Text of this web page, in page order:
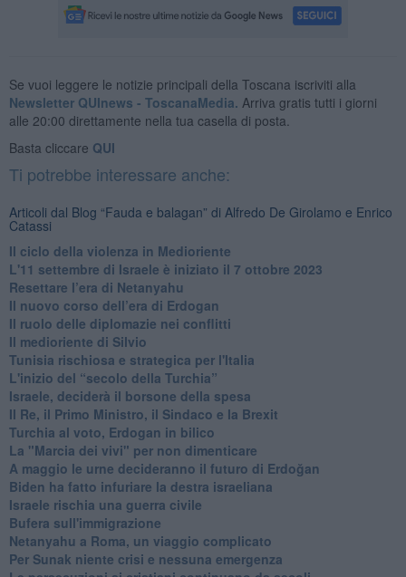
Se vuoi leggere le notizie principali della Toscana iscriviti alla
Newsletter QUInews - ToscanaMedia. Arriva gratis tutti i giorni
alle 20:00 direttamente nella tua casella di posta.
Basta cliccare QUI
Ti potrebbe interessare anche:
Articoli dal Blog “Fauda e balagan” di Alfredo De Girolamo e Enrico
Catassi
Il ciclo della violenza in Medioriente
L'11 settembre di Israele è iniziato il 7 ottobre 2023
Resettare l’era di Netanyahu
​Il nuovo corso dell’era di Erdogan
Il ruolo delle diplomazie nei conflitti
Il medioriente di Silvio
Tunisia rischiosa e strategica per l'Italia
L'inizio del “secolo della Turchia”
Israele, deciderà il borsone della spesa
Il Re, il Primo Ministro, il Sindaco e la Brexit
Turchia al voto, Erdogan in bilico
La "Marcia dei vivi" per non dimenticare
A maggio le urne decideranno il futuro di Erdoğan
Biden ha fatto infuriare la destra israeliana
Israele rischia una guerra civile
Bufera sull'immigrazione
Netanyahu a Roma, un viaggio complicato
Per Sunak niente crisi e nessuna emergenza